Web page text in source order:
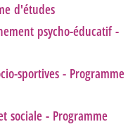
d'études
psycho-éducatif -
sportives - Programme
sociale - Programme